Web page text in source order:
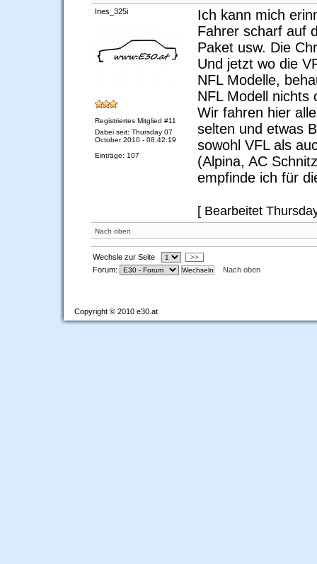
Ines_325i
Registriertes Mitglied #11
Dabei seit: Thursday 07
October 2010 - 08:42:19
Einträge: 107
Ich kann mich
Fahrer scharf auf
Paket usw. Die
Und jetzt wo die
NFL Modelle,
NFL Modell nichts
Wir fahren hier
selten und etwas
sowohl VFL als
(Alpina, AC
empfinde ich für
[ Bearbeitet
Nach oben
Wechsle zur Seite >>
Forum: Nach oben
Copyright © 2010 e30.at